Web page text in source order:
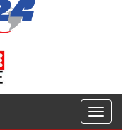
Toggle